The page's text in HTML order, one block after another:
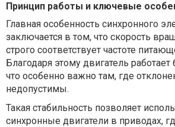
Принцип работы и ключевые
Главная особенность синхронного
заключается в том, что скорость
строго соответствует частоте
Благодаря этому двигатель
что особенно важно там, где
недопустимы.
Такая стабильность позволяет
синхронные двигатели в приводах,